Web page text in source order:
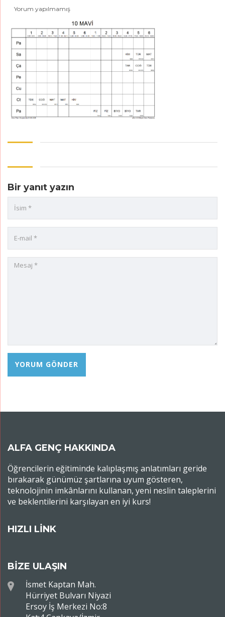
Yorum yapılmamış
Bir yanıt yazın
ALFA GENÇ HAKKINDA
Öğrencilerin eğitiminde kalıplaşmış anlatımları geride
bırakarak günümüz şartlarına uyum gösteren,
teknolojinin imkânlarını kullanan, yeni neslin taleplerini
ve beklentilerini karşılayan en iyi kurs!
HIZLI LİNK
BİZE ULAŞIN
İsmet Kaptan Mah.
Hürriyet Bulvarı Niyazi
Ersoy İş Merkezi No:8